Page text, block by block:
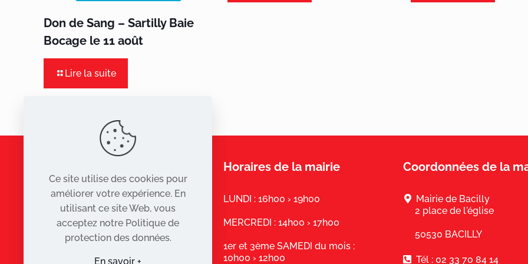
Don de Sang – Sartilly Baie
Bocage le 11 août
Lire la suite
Horaires de la mairie
LUNDI : 16h00 › 19h00
MERCREDI : 14h00 › 17h00
1er et 3ème SAMEDI du mois :
10h00 › 12h00
Coordonnées de la
Mairie de Bacilly
2 place de l'église
50530 BACILLY
Tél : 02 33 70 84 14
Ce site utilise des cookies pour
améliorer votre expérience. En
utilisant ce site Web, vous
acceptez notre Politique de
protection des données.
En savoir +